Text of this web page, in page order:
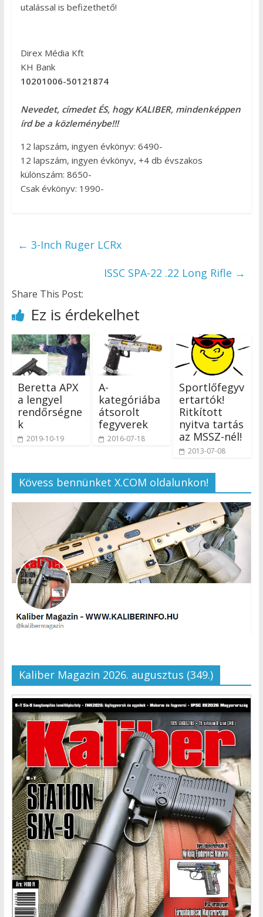
utalással is befizethető!
Direx Média Kft
KH Bank
10201006-50121874
Nevedet, címedet ÉS, hogy KALIBER, mindenképpen
írd be a közleménybe!!!
12 lapszám, ingyen évkönyv: 6490-
12 lapszám, ingyen évkönyv, +4 db évszakos
különszám: 8650-
Csak évkönyv: 1990-
← 3-Inch Ruger LCRx
ISSC SPA-22 .22 Long Rifle →
Share This Post:
Ez is érdekelhet
Beretta APX
a lengyel
rendőrségne
k
2019-10-19
A-
kategóriába
átsorolt
fegyverek
2016-07-18
Sportlőfegyv
ertartók!
Ritkított
nyitva tartás
az MSSZ-nél!
2013-07-08
Kövess bennünket X.COM oldalunkon!
Kaliber Magazin 2026. augusztus (349.)